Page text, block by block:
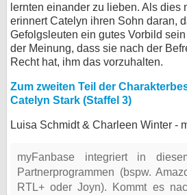
lernten einander zu lieben. Als dies
erinnert Catelyn ihren Sohn daran,
Gefolgsleuten ein gutes Vorbild
der Meinung, dass sie nach der
Recht hat, ihm das vorzuhalten.
Zum zweiten Teil der
Catelyn Stark (Staffel 3)
Luisa Schmidt & Charleen Winter -
myFanbase integriert in
Partnerprogrammen (bspw.
RTL+ oder Joyn). Kommt es